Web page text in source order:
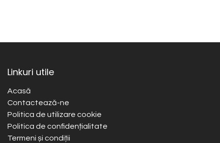
Linkuri utile
Acasă
Contactează-ne
Politica de utilizare cookie
Politica de confidențialitate
Termeni și condiții